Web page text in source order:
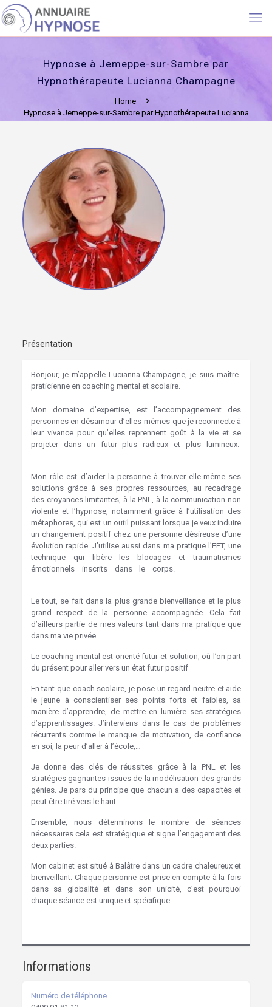
Hypnose à Jemeppe-sur-Sambre par
Hypnothérapeute Lucianna Champagne
Home
Hypnose à Jemeppe-sur-Sambre par Hypnothérapeute Lucianna
Présentation
Bonjour, je m’appelle Lucianna Champagne, je suis maître-
praticienne en coaching mental et scolaire.
Mon domaine d’expertise, est l’accompagnement des
personnes en désamour d’elles-mêmes que je reconnecte à
leur vivance pour qu’elles reprennent goût à la vie et se
projeter dans un futur plus radieux et plus lumineux.
Mon rôle est d’aider la personne à trouver elle-même ses
solutions grâce à ses propres ressources, au recadrage
des croyances limitantes, à la PNL, à la communication non
violente et l’hypnose, notamment grâce à l’utilisation des
métaphores, qui est un outil puissant lorsque je veux induire
un changement positif chez une personne désireuse d’une
évolution rapide. J’utilise aussi dans ma pratique l’EFT, une
technique qui libère les blocages et traumatismes
émotionnels inscrits dans le corps.
Le tout, se fait dans la plus grande bienveillance et le plus
grand respect de la personne accompagnée. Cela fait
d’ailleurs partie de mes valeurs tant dans ma pratique que
dans ma vie privée.
Le coaching mental est orienté futur et solution, où l’on part
du présent pour aller vers un état futur positif
En tant que coach scolaire, je pose un regard neutre et aide
le jeune à conscientiser ses points forts et faibles, sa
manière d’apprendre, de mettre en lumière ses stratégies
d’apprentissages. J’interviens dans le cas de problèmes
récurrents comme le manque de motivation, de confiance
en soi, la peur d’aller à l’école,…
Je donne des clés de réussites grâce à la PNL et les
stratégies gagnantes issues de la modélisation des grands
génies. Je pars du principe que chacun a des capacités et
peut être tiré vers le haut.
Ensemble, nous déterminons le nombre de séances
nécessaires cela est stratégique et signe l’engagement des
deux parties.
Mon cabinet est situé à Balâtre dans un cadre chaleureux et
bienveillant. Chaque personne est prise en compte à la fois
dans sa globalité et dans son unicité, c’est pourquoi
chaque séance est unique et spécifique.
Informations
Numéro de téléphone